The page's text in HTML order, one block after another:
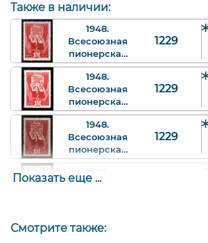
Также в наличии:
1948.
Всесоюзная
пионерская
организация.
Пионерский
салют. 45 к.
Арт.
ssr1229_1_tvv.
1229
1948.
Всесоюзная
пионерская
организация.
Пионерский
салют. 45 к.
Арт.
1229
1948.
Всесоюзная
пионерская
организация.
Пионерский
салют. 45 к.
1229
Всесоюзная
салют. 45 к.
Всесоюзная
Показать еще ...
Смотрите также: